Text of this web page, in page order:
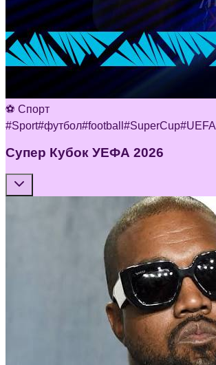
⚽ Спорт
#Sport#футбол#football #SuperCup#UEFA
Супер Кубок УЕФА 2026